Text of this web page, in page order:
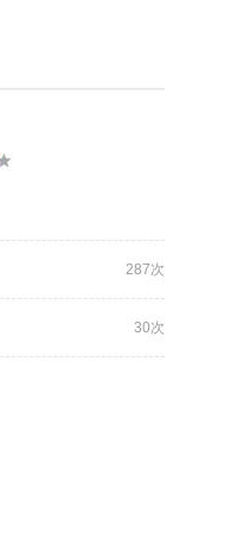
287次
30次